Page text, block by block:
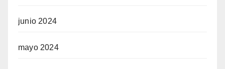
junio 2024
mayo 2024